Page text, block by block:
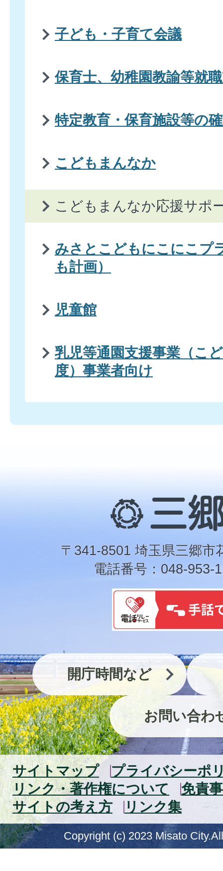
子ども・子育て会議
保育士、幼稚園教諭等就
特定教育・保育施設等の
こどもまんなか
こどもまんなか応援サポ
みさとこどもにこにこプ
も計画）
児童館
乳児等通園支援事業（こ
度）事業者向け
三
郷
市
〒341-8501 埼玉県三郷市
電話番号：048-953-
開庁時間など
お問い合わ
サイトマップ
プライバシーポ
リンク・著作権について
免責
サイトの考え方
リンク集
Copyright (c) 2023 Misato